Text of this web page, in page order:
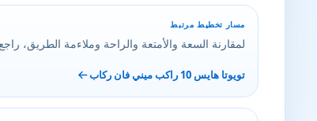
مسار تخطيط مرتبط
لمقارنة السعة والأمتعة والراحة وملاءمة الطريق، راجع تويوتا هايس 10
تويوتا هايس 10 راكب ميني فان ركاب